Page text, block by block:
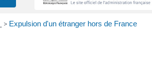
> Expulsion d'un étranger hors de France